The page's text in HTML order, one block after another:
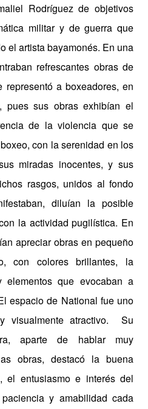
Rodríguez de objetivos
militar y de guerra que
el artista bayamonés. En una
refrescantes obras de
a boxeadores, en
pues sus obras exhibían el
de la violencia que se
con la serenidad en los
miradas inocentes, y sus
rasgos, unidos al fondo
diluían la posible
la actividad pugilística. En
apreciar obras en pequeño
con colores brillantes, la
elementos que evocaban a
espacio de National fue uno
visualmente atractivo.
Su
aparte de hablar muy
obras, destacó la buena
el entusiasmo e interés del
y amabilidad cada